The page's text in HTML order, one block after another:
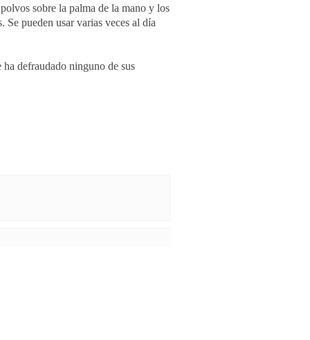
sobre la palma de la mano y los
Se pueden usar varias veces al día
defraudado ninguno de sus